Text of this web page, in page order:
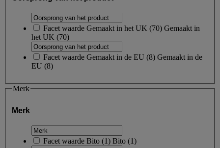
Facet waarde Gemaakt in het UK (70) Gemaakt in
het UK (70)
Facet waarde Gemaakt in de EU (8) Gemaakt in de
EU (8)
Merk
Merk
Facet waarde Bito (1) Bito (1)